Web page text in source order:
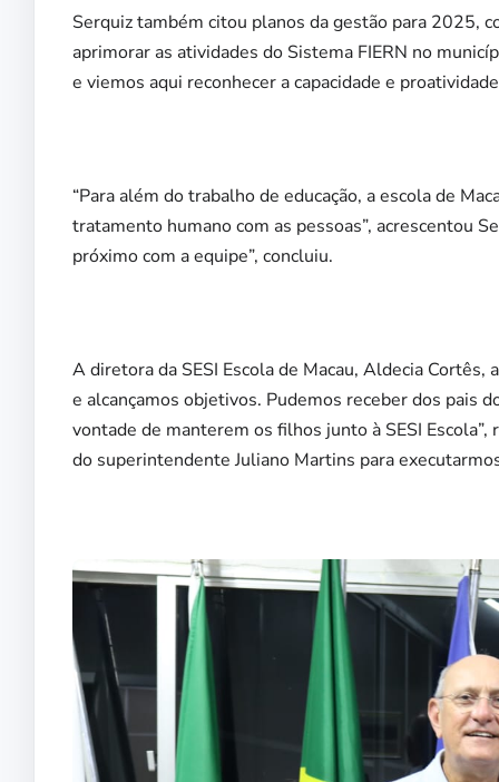
Serquiz também citou planos da gestão para 2025,
aprimorar as atividades do Sistema FIERN no
e viemos aqui reconhecer a capacidade e
“Para além do trabalho de educação, a escola de
tratamento humano com as pessoas”, acrescentou
próximo com a equipe”, concluiu.
A diretora da SESI Escola de Macau, Aldecia
e alcançamos objetivos. Pudemos receber dos pais
vontade de manterem os filhos junto à SESI
do superintendente Juliano Martins para